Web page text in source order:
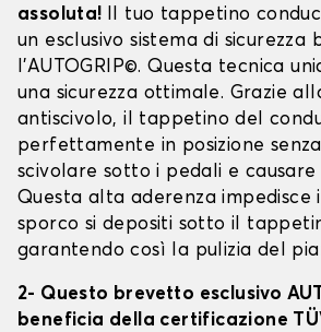
assoluta! Il tuo tappetino
un esclusivo sistema di sicurezza
l’AUTOGRIP©. Questa tecnica
una sicurezza ottimale. Grazie
antiscivolo, il tappetino del
perfettamente in posizione
scivolare sotto i pedali e causare
Questa alta aderenza impedisce
sporco si depositi sotto il
garantendo così la pulizia del
2- Questo brevetto esclusivo
beneficia della certificazione